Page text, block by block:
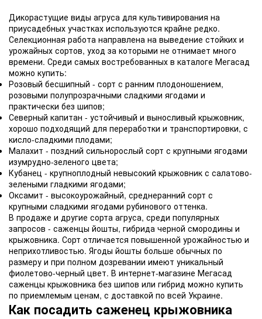
Дикорастущие виды агруса для культивирования на
приусадебных участках используются крайне редко.
Селекционная работа направлена на выведение стойких и
урожайных сортов, уход за которыми не отнимает много
времени. Среди самых востребованных в каталоге Мегасад
можно купить:
Розовый бесшипный - сорт с ранним плодоношением,
розовыми полупрозрачными сладкими ягодами и
практически без шипов;
Северный капитан - устойчивый и выносливый крыжовник,
хорошо подходящий для переработки и транспортировки, с
кисло-сладкими плодами;
Малахит - поздний сильнорослый сорт с крупными ягодами
изумрудно-зеленого цвета;
Кубанец - крупноплодный невысокий крыжовник с салатово-
зелеными гладкими ягодами;
Оксамит - высокоурожайный, среднеранний сорт с
крупными сладкими ягодами рубинового оттенка.
В продаже и другие сорта агруса, среди популярных
запросов - саженцы йошты, гибрида черной смородины и
крыжовника. Сорт отличается повышенной урожайностью и
неприхотливостью. Ягоды йошты больше обычных по
размеру и при полном дозревании имеют уникальный
фиолетово-черный цвет. В интернет-магазине Мегасад
саженцы крыжовника без шипов или гибрид можно купить
по приемлемым ценам, с доставкой по всей Украине.
Как посадить саженец крыжовника